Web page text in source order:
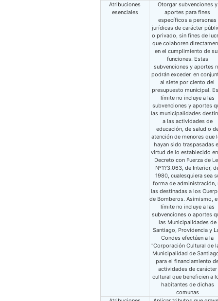
Atribuciones
esenciales
Otorgar subvenciones y
aportes para fines
específicos a personas
jurídicas de carácter
o privado, sin fines de
que colaboren
en el cumplimiento de
funciones. Estas
subvenciones y aportes
podrán exceder, en
al siete por ciento del
presupuesto municipal.
límite no incluye a las
subvenciones y aportes
las municipalidades
a las actividades de
educación, de salud o
atención de menores que
hayan sido traspasadas
virtud de lo establecido
Decreto con Fuerza de
Nº1?3.063, de Interior,
1980, cualesquiera sea
forma de administración,
las destinadas a los
de Bomberos. Asimismo,
límite no incluye a las
subvenciones o aportes
las Municipalidades de
Santiago, Providencia y
Condes efectúen a la
"Corporación Cultural de
Municipalidad de
para el financiamiento
actividades de carácter
cultural que beneficien a
habitantes de dichas
comunas